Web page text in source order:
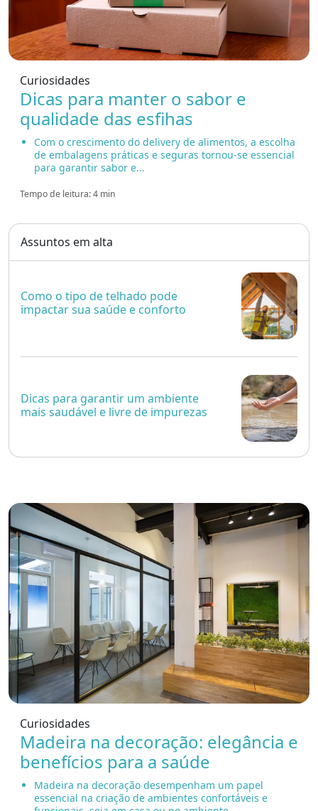
Curiosidades
Dicas para manter o sabor e
qualidade das esfihas
Com o crescimento do delivery de alimentos, a escolha
de embalagens práticas e seguras tornou-se essencial
para garantir sabor e...
Tempo de leitura: 4 min
Assuntos em alta
Como o tipo de telhado pode
impactar sua saúde e conforto
Dicas para garantir um ambiente
mais saudável e livre de impurezas
Curiosidades
Madeira na decoração: elegância e
benefícios para a saúde
Madeira na decoração desempenham um papel
essencial na criação de ambientes confortáveis e